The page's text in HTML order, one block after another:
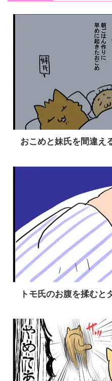
おこめと妹氏を間違え
トモ氏のお腹を揉むと